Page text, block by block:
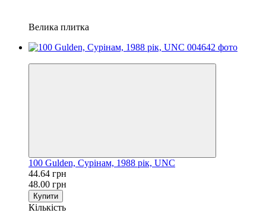
Велика плитка
100 Gulden, Сурінам, 1988 рік, UNC
44.64 грн
48.00 грн
Купити
Кількість